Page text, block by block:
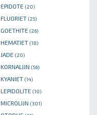
EPIDOTE (20)
FLUORIET (25)
GOETHITE (26)
HEMATIET (18)
JADE (20)
KORNALIJN (56)
KYANIET (14)
LEPIDOLITE (10)
MICROLIJN (301)